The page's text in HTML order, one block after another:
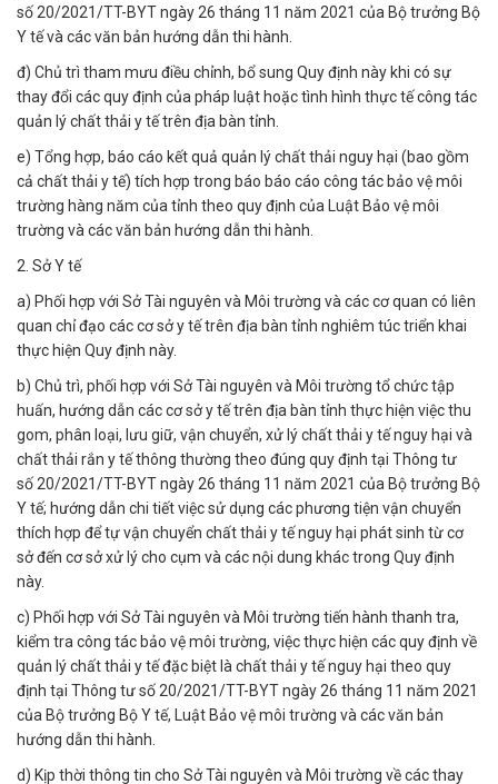
số 20/2021/TT-BYT ngày 26 tháng 11 năm 2021 của Bộ trưởng Bộ
Y tế và các văn bản hướng dẫn thi hành.
đ) Chủ trì tham mưu điều chỉnh, bổ sung Quy định này khi có sự
thay đổi các quy định của pháp luật hoặc tình hình thực tế công tác
quản lý chất thải y tế trên địa bàn tỉnh.
e) Tổng hợp, báo cáo kết quả quản lý chất thải nguy hại (bao gồm
cả chất thải y tế) tích hợp trong báo báo cáo công tác bảo vệ môi
trường hàng năm của tỉnh theo quy định của Luật Bảo vệ môi
trường và các văn bản hướng dẫn thi hành.
2. Sở Y tế
a) Phối hợp với Sở Tài nguyên và Môi trường và các cơ quan có liên
quan chỉ đạo các cơ sở y tế trên địa bàn tỉnh nghiêm túc triển khai
thực hiện Quy định này.
b) Chủ trì, phối hợp với Sở Tài nguyên và Môi trường tổ chức tập
huấn, hướng dẫn các cơ sở y tế trên địa bàn tỉnh thực hiện việc thu
gom, phân loại, lưu giữ, vận chuyển, xử lý chất thải y tế nguy hại và
chất thải rắn y tế thông thường theo đúng quy định tại Thông tư
số 20/2021/TT-BYT ngày 26 tháng 11 năm 2021 của Bộ trưởng Bộ
Y tế; hướng dẫn chi tiết việc sử dụng các phương tiện vận chuyển
thích hợp để tự vận chuyển chất thải y tế nguy hại phát sinh từ cơ
sở đến cơ sở xử lý cho cụm và các nội dung khác trong Quy định
này.
c) Phối hợp với Sở Tài nguyên và Môi trường tiến hành thanh tra,
kiểm tra công tác bảo vệ môi trường, việc thực hiện các quy định về
quản lý chất thải y tế đặc biệt là chất thải y tế nguy hại theo quy
định tại Thông tư số 20/2021/TT-BYT ngày 26 tháng 11 năm 2021
của Bộ trưởng Bộ Y tế, Luật Bảo vệ môi trường và các văn bản
hướng dẫn thi hành.
d) Kịp thời thông tin cho Sở Tài nguyên và Môi trường về các thay